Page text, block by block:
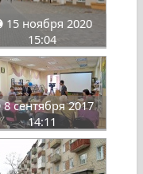
15 ноября 2020
15:04
8 сентября 2017
14:11